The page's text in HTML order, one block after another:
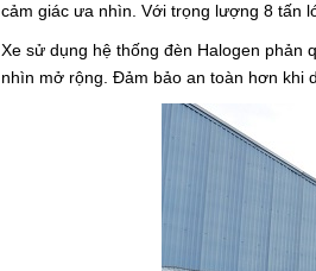
cảm giác ưa nhìn. Với trọng lượng 8 tấn
Xe sử dụng hệ thống đèn Halogen phản
nhìn mở rộng. Đảm bảo an toàn hơn khi